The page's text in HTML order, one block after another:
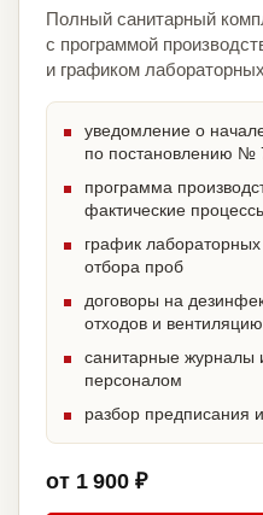
Полный санитарный
с программой
и графиком
уведомление о
по постановлению №
программа
фактические
график
отбора проб
договоры на
отходов и вентиляцию
санитарные журналы
персоналом
разбор предписания
от 1 900 ₽